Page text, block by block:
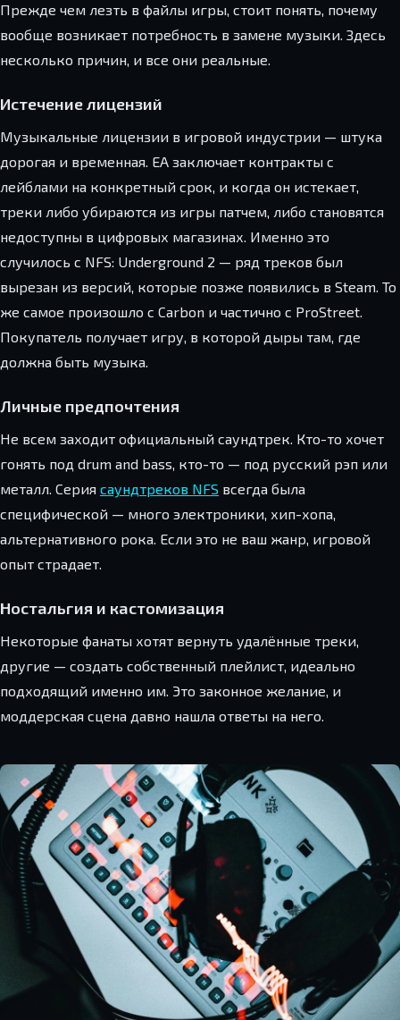
Прежде чем лезть в файлы игры, стоит понять, почему
вообще возникает потребность в замене музыки. Здесь
несколько причин, и все они реальные.
Истечение лицензий
Музыкальные лицензии в игровой индустрии — штука
дорогая и временная. EA заключает контракты с
лейблами на конкретный срок, и когда он истекает,
треки либо убираются из игры патчем, либо становятся
недоступны в цифровых магазинах. Именно это
случилось с NFS: Underground 2 — ряд треков был
вырезан из версий, которые позже появились в Steam. То
же самое произошло с Carbon и частично с ProStreet.
Покупатель получает игру, в которой дыры там, где
должна быть музыка.
Личные предпочтения
Не всем заходит официальный саундтрек. Кто-то хочет
гонять под drum and bass, кто-то — под русский рэп или
металл. Серия саундтреков NFS всегда была
специфической — много электроники, хип-хопа,
альтернативного рока. Если это не ваш жанр, игровой
опыт страдает.
Ностальгия и кастомизация
Некоторые фанаты хотят вернуть удалённые треки,
другие — создать собственный плейлист, идеально
подходящий именно им. Это законное желание, и
моддерская сцена давно нашла ответы на него.